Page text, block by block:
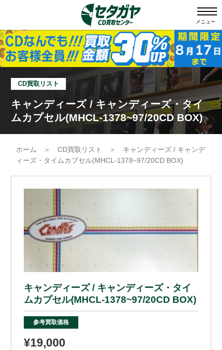
メニュー
CD買取リスト
キャンディーズ / キャンディーズ・タイ
ムカプセル(MHCL-1378~97/20CD BOX)
ホーム ＞ CD買取リスト ＞
キャンディーズ / キャンデ
ィーズ・タイムカプセル(MHCL-1378~97/20CD BOX)
キャンディーズ / キャンディーズ・タイ
ムカプセル(MHCL-1378~97/20CD BOX)
参考買取価格
¥19,000